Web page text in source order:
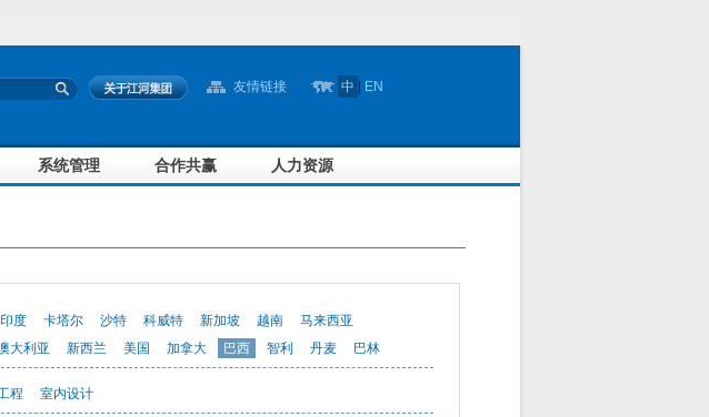
友情链接 中 EN
系统管理 合作共赢 人力资源
印度 卡塔尔 沙特 科威特 新加坡 越南
马来西亚
大利亚 新西兰 美国 加拿大 巴西 智利 丹麦 巴林
程 室内设计